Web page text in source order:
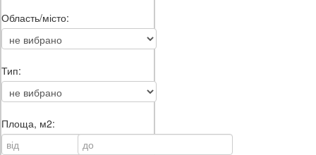
Область/місто:
Тип:
Площа, м2: